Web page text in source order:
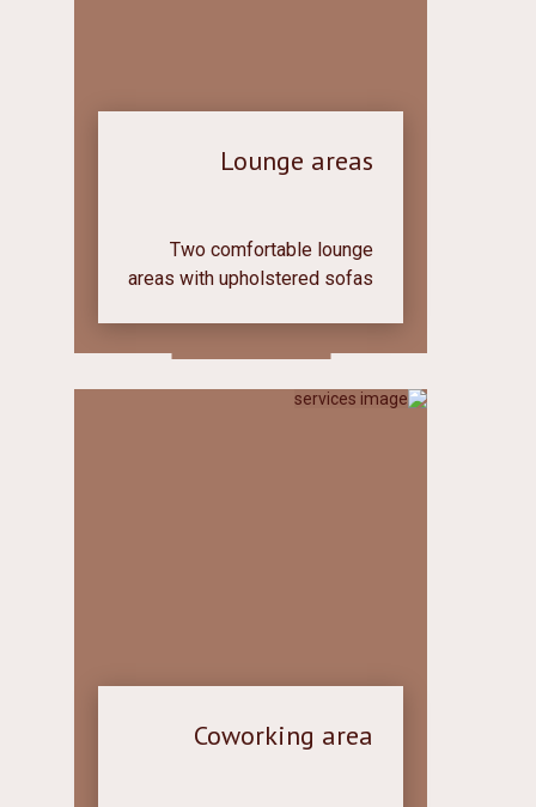
Lounge areas
Two comfortable lounge
areas with upholstered sofas
can retire in silence and read
books.
Coworking area